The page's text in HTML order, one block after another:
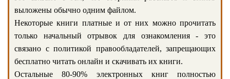
выложены обычно одним файлом.
Некоторые книги платные и от них можно прочитать
только начальный отрывок для ознакомления - это
связано с политикой правообладателей, запрещающих
бесплатно читать онлайн и скачивать их книги.
Остальные 80-90% электронных книг полностью